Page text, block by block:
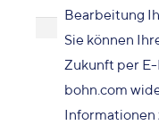
Bearbeitung
Sie können
Zukunft per
bohn.com
Informationen